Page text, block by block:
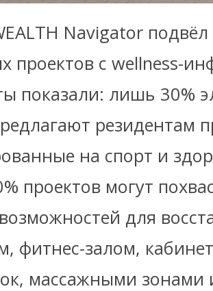
Navigator
проектов с wellness-
показали: лишь 30%
резидентам
на спорт и
проектов могут
для
фитнес-залом,
массажными зонами